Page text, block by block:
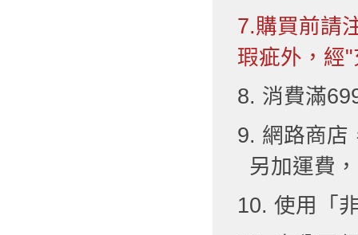
7.購買前請
瑕疵外，經
8. 消費滿
9. 網路商店
另加運費
10. 使用「